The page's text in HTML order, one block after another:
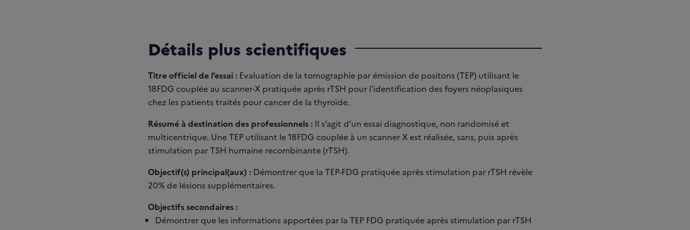
Détails plus scientifiques
Titre officiel de l’essai : Evaluation de la tomographie par émission de positons (TEP) utilisant le
18FDG couplée au scanner-X pratiquée après rTSH pour l'identification des foyers néoplasiques
chez les patients traités pour cancer de la thyroïde.
Résumé à destination des professionnels : Il s’agit d’un essai diagnostique, non randomisé et
multicentrique. Une TEP utilisant le 18FDG couplée à un scanner X est réalisée, sans, puis après
stimulation par TSH humaine recombinante (rTSH).
Objectif(s) principal(aux) : Démontrer que la TEP-FDG pratiquée après stimulation par rTSH révèle
20% de lésions supplémentaires.
Objectifs secondaires :
Démontrer que les informations apportées par la TEP FDG pratiquée après stimulation par rTSH